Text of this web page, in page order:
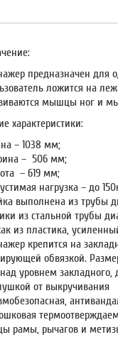
предназначен для
ложится на
мышцы ног и
характеристики:
– 1038 мм;
– 506 мм;
– 619 мм;
нагрузка – до
выполнена из трубы
из стальной трубы
из пластика,
крепится на
обвязкой.
уровнем закладного,
от выкручивания
рамы, рычагов и